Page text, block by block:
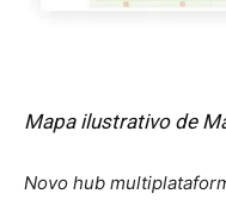
Mapa ilustrativo de
Novo hub